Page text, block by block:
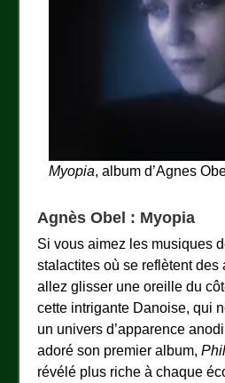
Myopia, album d’Agnes
Agnès Obel : Myopia
Si vous aimez les musiques
stalactites où se reflètent des
allez glisser une oreille du
cette intrigante Danoise, qui
un univers d’apparence
adoré son premier album,
révélé plus riche à chaque